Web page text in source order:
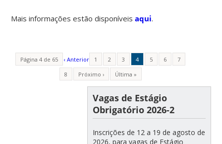
Mais informações estão disponíveisaqui.
Página 4 de 65 ‹ Anterior 1 2 3 4 5 6
7
8
Próximo › Última »
Vagas de Estágio
Obrigatório 2026-2
Inscrições de 12 a 19 de agosto de
2026, para vagas de Estágio